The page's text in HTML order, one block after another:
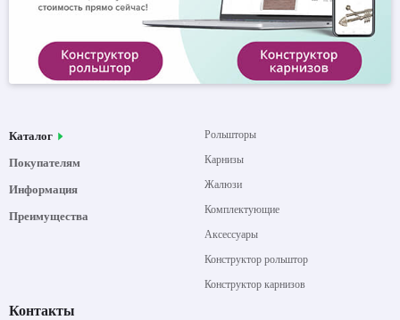
Каталог
Покупателям
Информация
Преимущества
Рольшторы
Карнизы
Жалюзи
Комплектующие
Аксессуары
Конструктор рольштор
Конструктор карнизов
Контакты